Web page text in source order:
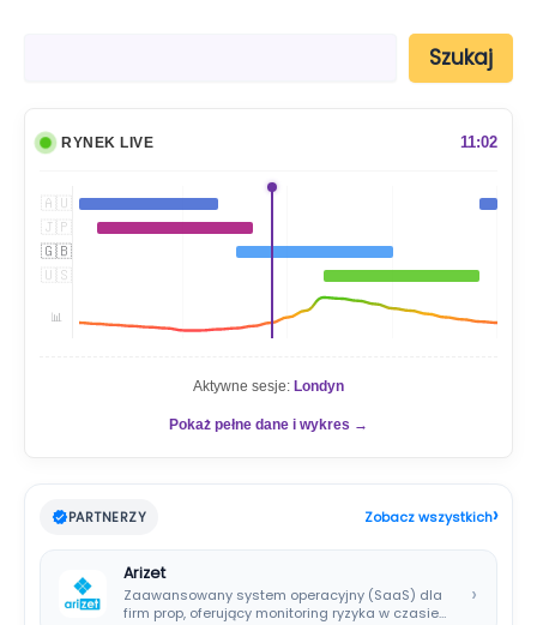
Szukaj
RYNEK LIVE 11:02
🇦🇺
🇯🇵
🇬🇧
🇺🇸
📊
Aktywne sesje: Londyn
Pokaż pełne dane i wykres →
PARTNERZY Zobacz wszystkich›
Arizet
Zaawansowany system operacyjny (SaaS) dla
firm prop, oferujący monitoring ryzyka w czasie
›